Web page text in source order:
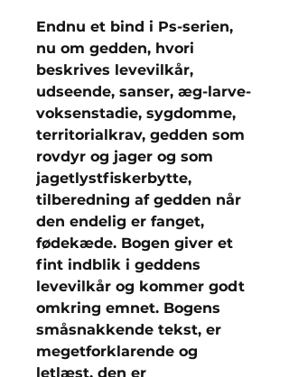
Endnu et bind i Ps-serien,
nu om gedden, hvori
beskrives levevilkår,
udseende, sanser, æg-larve-
voksenstadie, sygdomme,
territorialkrav, gedden som
rovdyr og jager og som
jagetlystfiskerbytte,
tilberedning af gedden når
den endelig er fanget,
fødekæde. Bogen giver et
fint indblik i geddens
levevilkår og kommer godt
omkring emnet. Bogens
småsnakkende tekst, er
megetforklarende og
letlæst, den er